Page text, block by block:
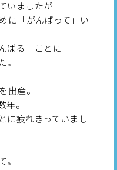
いましたが
に「がんばって」い
ばる」ことに
。
出産。
年。
に疲れきっていまし
。